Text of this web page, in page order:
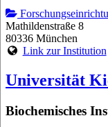
Mathildenstraße 8
80336 München
Link zur Institution
Universität
Biochemisches